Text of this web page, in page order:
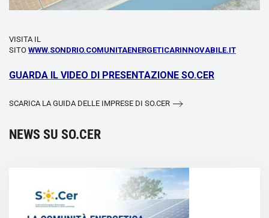
VISITA IL
SITO WWW.SONDRIO.COMUNITAENERGETICARINNOVABILE.IT
GUARDA IL VIDEO DI PRESENTAZIONE SO.CER
SCARICA LA GUIDA DELLE IMPRESE DI SO.CER
NEWS SU SO.CER